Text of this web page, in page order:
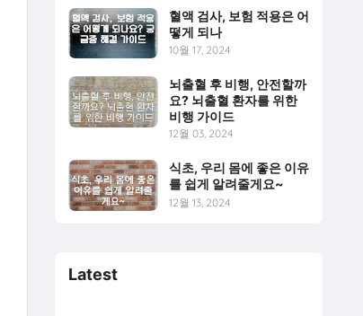
혈액 검사, 보험 적용은 어
떻게 되나
10월 17, 2024
뇌출혈 후 비행, 안전할까
요? 뇌출혈 환자를 위한
비행 가이드
12월 03, 2024
식초, 우리 몸에 좋은 이유
를 쉽게 알려줄게요~
12월 13, 2024
Latest